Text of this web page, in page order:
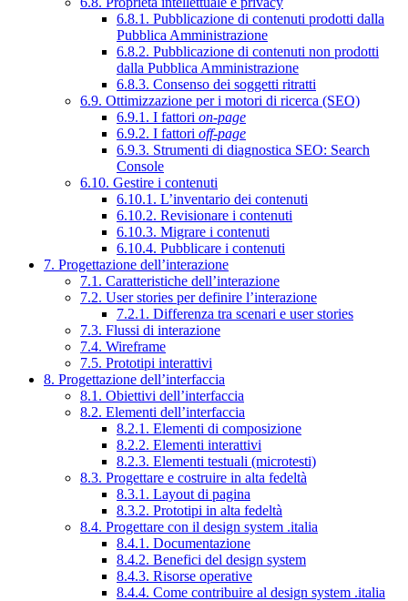
6.8.1. Pubblicazione di contenuti prodotti dalla
Pubblica Amministrazione
6.8.2. Pubblicazione di contenuti non prodotti
dalla Pubblica Amministrazione
6.8.3. Consenso dei soggetti ritratti
6.9. Ottimizzazione per i motori di ricerca (SEO)
6.9.1. I fattori on-page
6.9.2. I fattori off-page
6.9.3. Strumenti di diagnostica SEO: Search
Console
6.10. Gestire i contenuti
6.10.1. L’inventario dei contenuti
6.10.2. Revisionare i contenuti
6.10.3. Migrare i contenuti
6.10.4. Pubblicare i contenuti
7. Progettazione dell’interazione
7.1. Caratteristiche dell’interazione
7.2. User stories per definire l’interazione
7.2.1. Differenza tra scenari e user stories
7.3. Flussi di interazione
7.4. Wireframe
7.5. Prototipi interattivi
8. Progettazione dell’interfaccia
8.1. Obiettivi dell’interfaccia
8.2. Elementi dell’interfaccia
8.2.1. Elementi di composizione
8.2.2. Elementi interattivi
8.2.3. Elementi testuali (microtesti)
8.3. Progettare e costruire in alta fedeltà
8.3.1. Layout di pagina
8.3.2. Prototipi in alta fedeltà
8.4. Progettare con il design system .italia
8.4.1. Documentazione
8.4.2. Benefici del design system
8.4.3. Risorse operative
8.4.4. Come contribuire al design system .italia